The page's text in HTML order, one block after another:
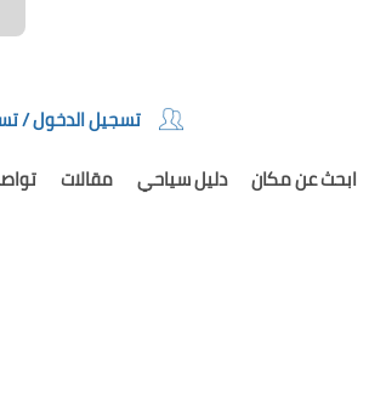
تسجيل الدخول /
ابحث عن مكان دليل سياحي مقالات